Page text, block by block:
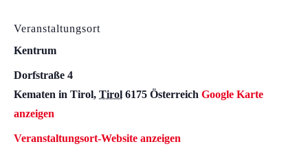
Veranstaltungsort
Kentrum
Dorfstraße 4
Kematen in Tirol, Tirol 6175 Österreich Google Karte
anzeigen
Veranstaltungsort-Website anzeigen